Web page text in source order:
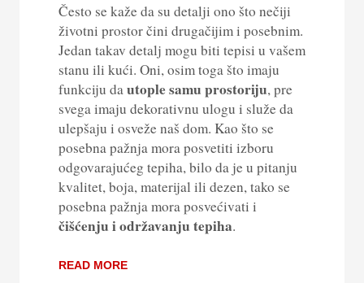
Često se kaže da su detalji ono što nečiji
životni prostor čini drugačijim i posebnim.
Jedan takav detalj mogu biti tepisi u vašem
stanu ili kući. Oni, osim toga što imaju
funkciju dautople samu prostoriju, pre
svega imaju dekorativnu ulogu i služe da
ulepšaju i osveže naš dom. Kao što se
posebna pažnja mora posvetiti izboru
odgovarajućeg tepiha, bilo da je u pitanju
kvalitet, boja, materijal ili dezen, tako se
posebna pažnja mora posvećivati i
čišćenju i održavanju tepiha.
READ MORE